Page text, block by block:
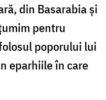
din Basarabia și
pentru
poporului lui
eparhiile în care